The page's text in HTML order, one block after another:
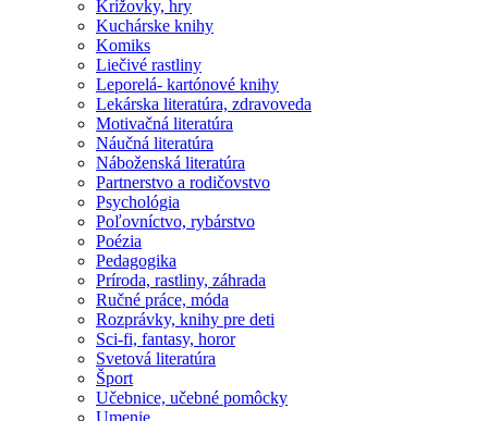
Krížovky, hry
Kuchárske knihy
Komiks
Liečivé rastliny
Leporelá- kartónové knihy
Lekárska literatúra, zdravoveda
Motivačná literatúra
Náučná literatúra
Náboženská literatúra
Partnerstvo a rodičovstvo
Psychológia
Poľovníctvo, rybárstvo
Poézia
Pedagogika
Príroda, rastliny, záhrada
Ručné práce, móda
Rozprávky, knihy pre deti
Sci-fi, fantasy, horor
Svetová literatúra
Šport
Učebnice, učebné pomôcky
Umenie